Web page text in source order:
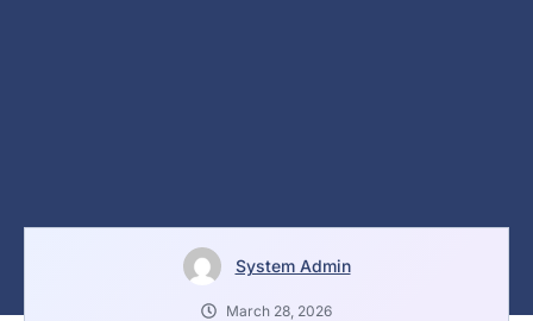
System Admin
March 28, 2026